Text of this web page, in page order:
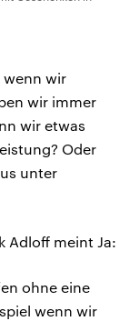
wenn wir
wir immer
wir etwas
Oder
unter
Adloff meint Ja:
ohne eine
wenn wir